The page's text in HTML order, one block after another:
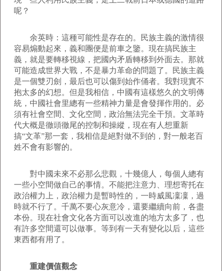
呢？
余英時：這種可能性是存在的。民族主義的激情很
容易煽動起來，義和團便是前車之鑒。現在搞民族主
義，就是要轉移視線，把國內矛盾轉移到外面去。那就
可能造成世界大戰，不是暴力革命的問題了。民族主義
是一個雙刃劍，最后也可以傷到始作俑者。我對現實不
抱太多的幻想。但是我相信，中國有這樣悠久的文明傳
統，中國社會里總有一些精神力量是會發揮作用的。必
須有社會空間、文化空間，政治無法完全干預。文革時
代大概是徹頭徹尾的控制和操縱，現在有人想重新
搞“文革”那一套，我相信是絕對做不到的，對一般老百
姓不會有影響的。
對中國未來不必那么悲觀，十幾億人，每個人總有
一些小空間做自己的事情。不能把注意力、理想寄托在
政治權力上，政治權力是暫時性的，一時威風凜凜，過
時就不行了。千萬不要心灰意冷，還要繼續向前，各盡
本份。現在社會文化各方面可以改進的地方太多了，也
有許多空間還可以做事。等到有一天有變化以后，這些
東西都有用了。
重建價值觀念